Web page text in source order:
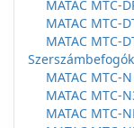
MATAC MTC-
MATAC MTC-
MATAC MTC-
MATAC MTC-
MATAC MTC-
MATAC MTC-